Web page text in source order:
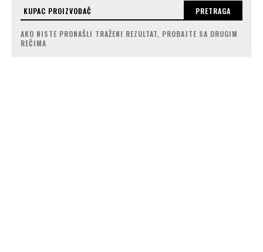
PRETRAGA
AKO NISTE PRONAŠLI TRAŽENI REZULTAT, PROBAJTE SA DRUGIM
REČIMA